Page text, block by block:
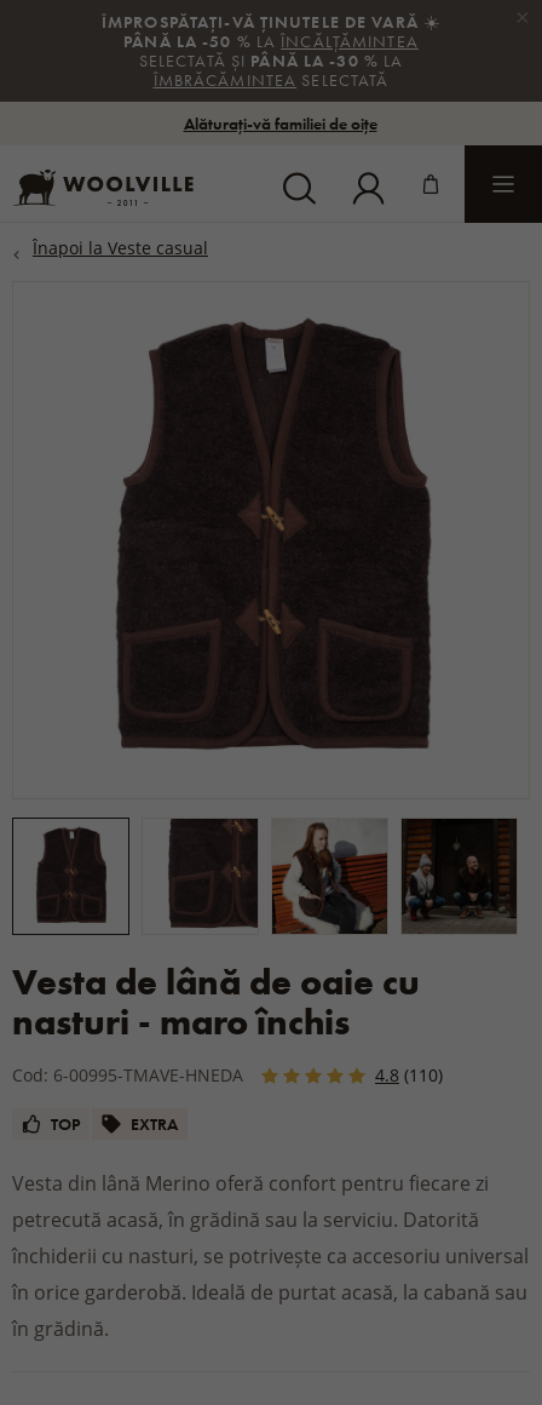
ÎMPROSPĂTAȚI-VĂ ȚINUTELE DE VARĂ ☀️
PÂNĂ LA -50 % LAÎNCĂLȚĂMINTEA
SELECTATĂ ȘI PÂNĂ LA -30 % LA
ÎMBRĂCĂMINTEA SELECTATĂ
×
Alăturați-vă familiei de oițe
Vesta de lână de oaie cu
nasturi - maro închis
Cod: 6-00995-TMAVE-HNEDA 4.8 (110)
TOP EXTRA
Vesta din lână Merino oferă confort pentru fiecare zi
petrecută acasă, în grădină sau la serviciu. Datorită
închiderii cu nasturi, se potrivește ca accesoriu universal
în orice garderobă. Ideală de purtat acasă, la cabană sau
în grădină.